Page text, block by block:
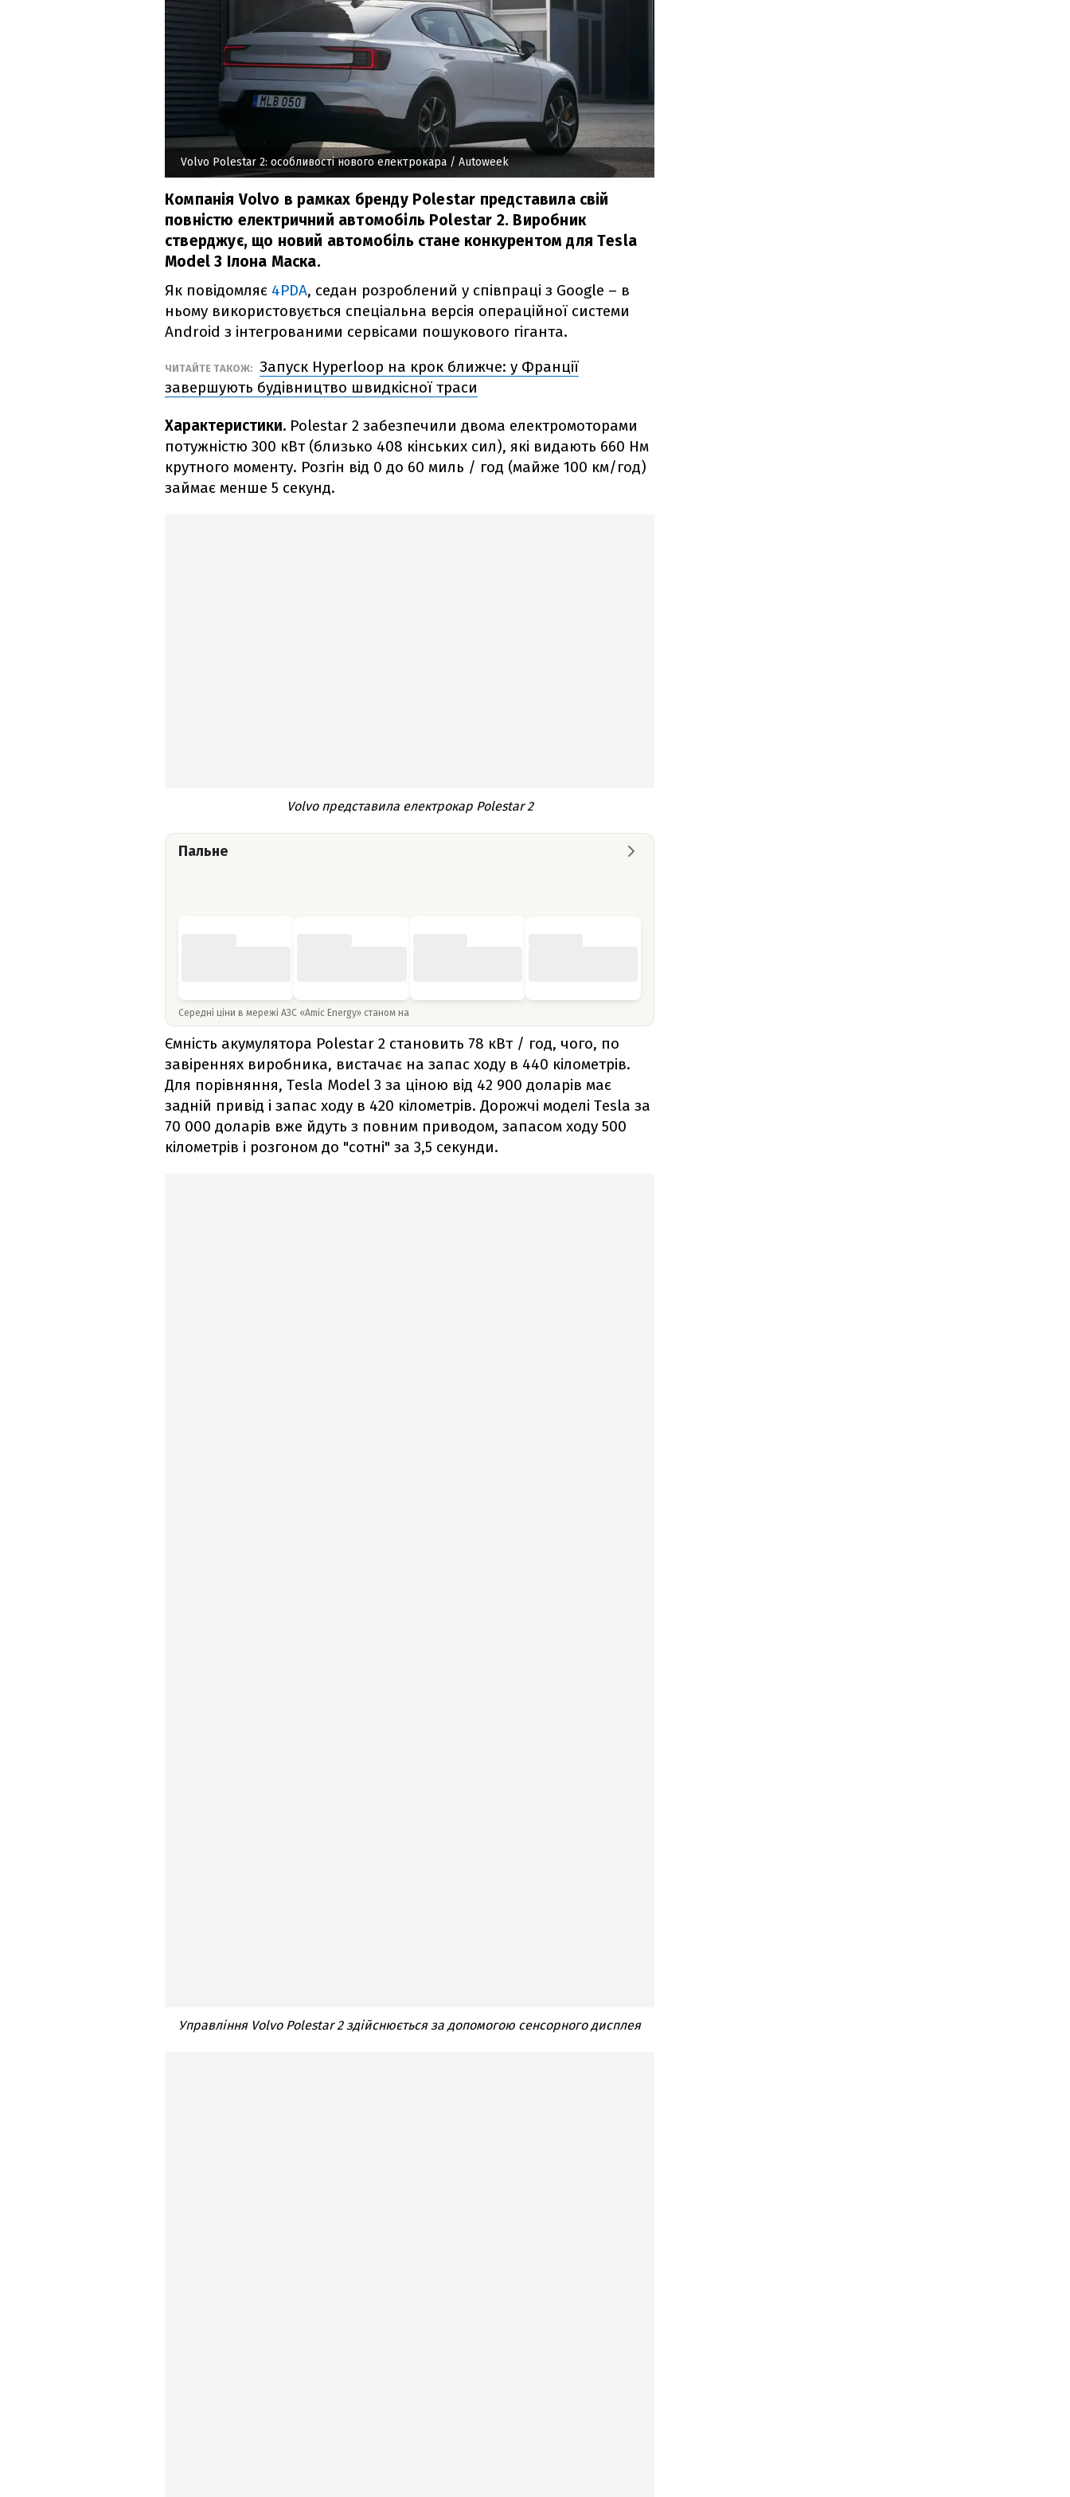
Volvo Polestar 2: особливості нового електрокара / Autoweek
Компанія Volvo в рамках бренду Polestar представила свій
повністю електричний автомобіль Polestar 2. Виробник
стверджує, що новий автомобіль стане конкурентом для Tesla
Model 3 Ілона Маска.
Як повідомляє 4PDA, седан розроблений у співпраці з Google – в
ньому використовується спеціальна версія операційної системи
Android з інтегрованими сервісами пошукового гіганта.
ЧИТАЙТЕ ТАКОЖ: Запуск Hyperloop на крок ближче: у Франції
завершують будівництво швидкісної траси
Характеристики. Polestar 2 забезпечили двома електромоторами
потужністю 300 кВт (близько 408 кінських сил), які видають 660 Нм
крутного моменту. Розгін від 0 до 60 миль / год (майже 100 км/год)
займає менше 5 секунд.
Volvo представила електрокар Polestar 2
Пальне
Середні ціни в мережі АЗС «Amic Energy» станом на
Ємність акумулятора Polestar 2 становить 78 кВт / год, чого, по
завіреннях виробника, вистачає на запас ходу в 440 кілометрів.
Для порівняння, Tesla Model 3 за ціною від 42 900 доларів має
задній привід і запас ходу в 420 кілометрів. Дорожчі моделі Tesla за
70 000 доларів вже йдуть з повним приводом, запасом ходу 500
кілометрів і розгоном до "сотні" за 3,5 секунди.
Управління Volvo Polestar 2 здійснюється за допомогою сенсорного дисплея